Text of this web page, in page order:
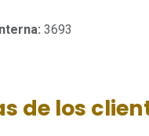
3693
de los